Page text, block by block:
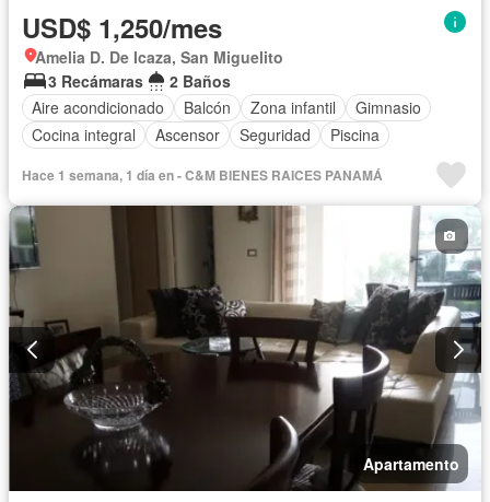
USD$ 1,250/mes
Amelia D. De Icaza, San Miguelito
3 Recámaras
2 Baños
Aire acondicionado
Balcón Zona infantil
Gimnasio
Cocina integral
Ascensor Seguridad Piscina
Hace 1 semana, 1 día en - C&M BIENES RAICES PANAMÁ
Apartamento